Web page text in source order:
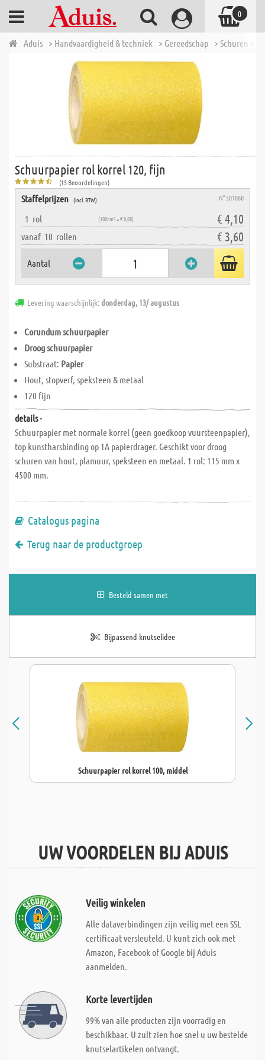
Aduis > Handvaardigheid & techniek > Gereedschap > Schuren en
Schuurpapier rol korrel 120, fijn
(15 Beoordelingen)
Staffelprijzen (incl. BTW) N° 501060
1 rol (100cm² = € 0,08) € 4,10
vanaf 10 rollen € 3,60
Aantal
Levering waarschijnlijk:donderdag, 13/ augustus
Corundum schuurpapier
Droog schuurpapier
Substraat: Papier
Hout, stopverf, speksteen & metaal
120 fijn
details -
Schuurpapier met normale korrel (geen goedkoop vuursteenpapier),
top kunstharsbinding op 1A papierdrager. Geschikt voor droog
schuren van hout, plamuur, speksteen en metaal. 1 rol: 115 mm x
4500 mm.
Catalogus pagina
Terug naar de productgroep
Besteld samen met
Bijpassend knutselidee
Schuurpapier rol korrel 100, middel
UW VOORDELEN BIJ ADUIS
Veilig winkelen
Alle dataverbindingen zijn veilig met een SSL
certificaat versleuteld. U kunt zich ook met
Amazon, Facebook of Google bij Aduis
aanmelden.
Korte levertijden
99% van alle producten zijn voorradig en
beschikbaar. U zult zien hoe snel u uw bestelde
knutselartikelen ontvangt.
0